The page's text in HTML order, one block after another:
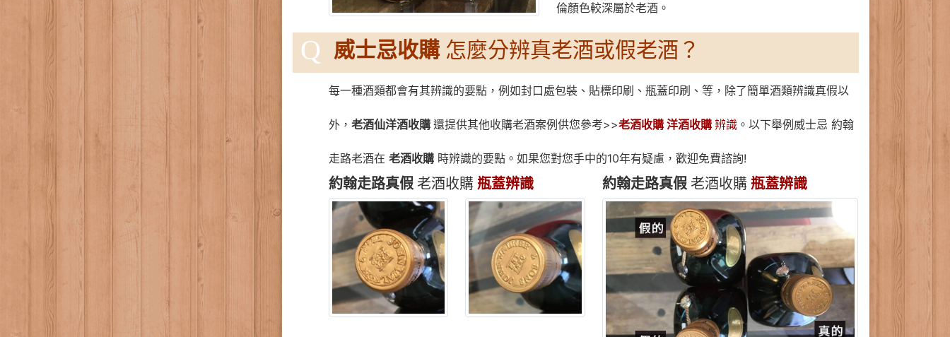
倫顏色較深屬於老酒。
Q 威士忌收購 怎麼分辨真老酒或假老酒？
每一種酒類都會有其辨識的要點，例如封口處包裝、貼標印刷、瓶蓋印刷、等，除了簡單酒類辨識真假以
外， 老酒仙洋酒收購 還提供其他收購老酒案例供您參考>>老酒收購 洋酒收購 辨識 。以下舉例威士忌 約翰
走路老酒在 老酒收購 時辨識的要點。如果您對您手中的10年有疑慮，歡迎免費諮詢!
約翰走路真假 老酒收購 瓶蓋辨識 約翰走路真假 老酒收購 瓶蓋辨識